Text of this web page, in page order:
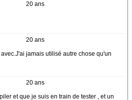
20 ans
20 ans
jamais utilisé autre chose qu'un
20 ans
et que je suis en train de tester , et un